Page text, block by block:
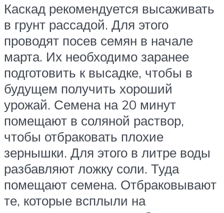
Каскад рекомендуется высаживать
в грунт рассадой. Для этого
проводят посев семян в начале
марта. Их необходимо заранее
подготовить к высадке, чтобы в
будущем получить хороший
урожай. Семена на 20 минут
помещают в соляной раствор,
чтобы отбраковать плохие
зернышки. Для этого в литре воды
разбавляют ложку соли. Туда
помещают семена. Отбраковывают
те, которые всплыли на